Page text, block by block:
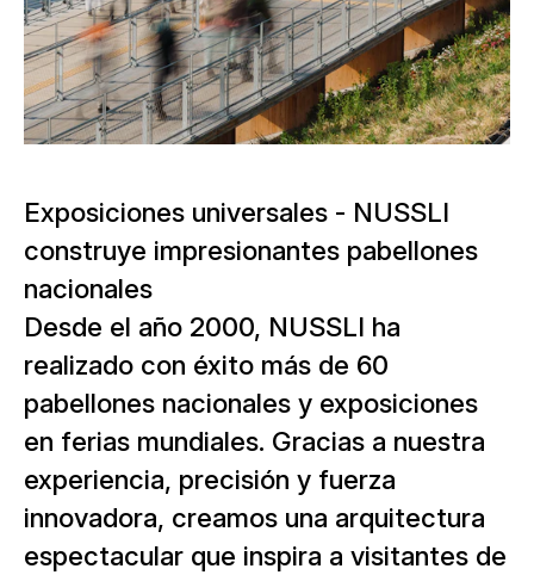
Exposiciones universales - NUSSLI
construye impresionantes pabellones
nacionales
Desde el año 2000, NUSSLI ha
realizado con éxito más de 60
pabellones nacionales y exposiciones
en ferias mundiales. Gracias a nuestra
experiencia, precisión y fuerza
innovadora, creamos una arquitectura
espectacular que inspira a visitantes de